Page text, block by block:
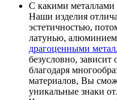
С какими металлами
Наши изделия
эстетичностью,
латунью,
драгоценными
безусловно,
благодаря
материалов, Вы
уникальные знаки